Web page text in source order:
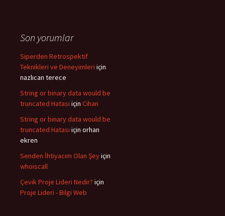
Son yorumlar
Siperden Retrospektif
Teknikleri ve Deneyimleri için
nazlıcan terece
String or binary data would be
truncated Hatası için Cihan
String or binary data would be
truncated Hatası için orhan
ekren
Senden İhtiyacım Olan Şeyiçin
whoiscall
Çevik Proje Lideri Nedir? için
Proje Lideri - Bilgi Web